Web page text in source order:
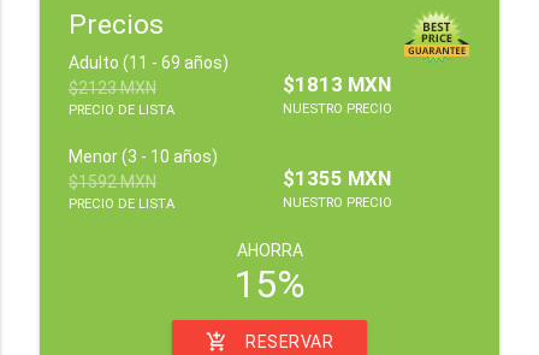
Precios
Adulto (11 - 69 años)
$2123 MXN
PRECIO DE LISTA
$1813 MXN
NUESTRO PRECIO
Menor (3 - 10 años)
$1592 MXN
PRECIO DE LISTA
$1355 MXN
NUESTRO PRECIO
AHORRA
15%
add_shopping_cart RESERVAR